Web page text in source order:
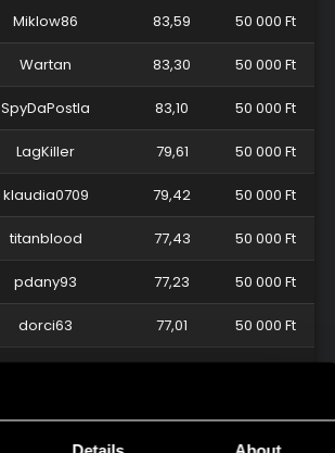
Details About
Miklow86 83,59 50 000 Ft
Wartan 83,30 50 000 Ft
SpyDaPostla 83,10 50 000 Ft
LagKiller 79,61 50 000 Ft
klaudia0709 79,42 50 000 Ft
titanblood 77,43 50 000 Ft
pdany93 77,23 50 000 Ft
dorci63 77,01 50 000 Ft
zozo3004 74,49 50 000 Ft